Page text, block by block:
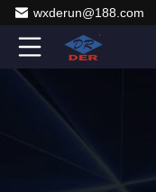
wxderun@188.com